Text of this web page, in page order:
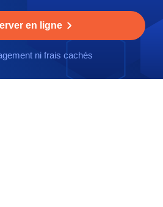
en ligne
ni frais cachés